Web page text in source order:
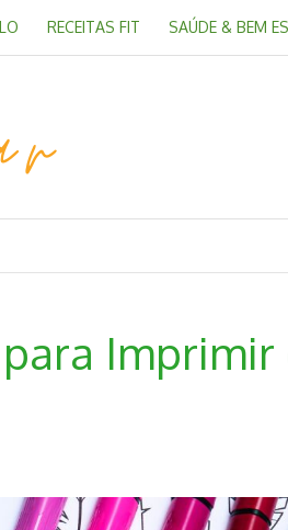
RECEITAS FIT SAÚDE & BEM
Imprimir